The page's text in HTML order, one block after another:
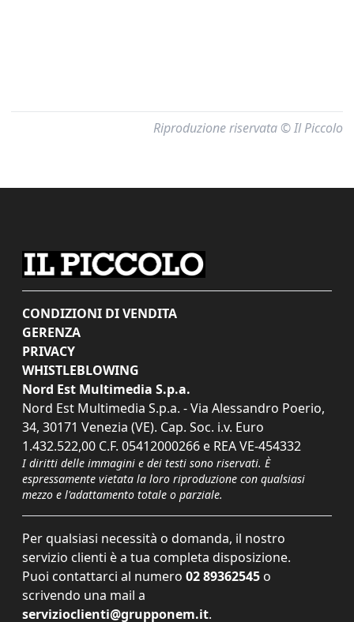
Riproduzione riservata © Il Piccolo
CONDIZIONI DI VENDITA
GERENZA
PRIVACY
WHISTLEBLOWING
Nord Est Multimedia S.p.a.
Nord Est Multimedia S.p.a. - Via Alessandro Poerio,
34, 30171 Venezia (VE). Cap. Soc. i.v. Euro
1.432.522,00 C.F. 05412000266 e REA VE-454332
I diritti delle immagini e dei testi sono riservati. È
espressamente vietata la loro riproduzione con qualsiasi
mezzo e l'adattamento totale o parziale.
Per qualsiasi necessità o domanda, il nostro
servizio clienti è a tua completa disposizione.
Puoi contattarci al numero 02 89362545 o
scrivendo una mail a
servizioclienti@grupponem.it.